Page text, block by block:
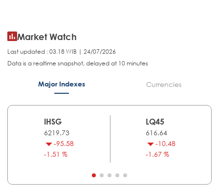
Market Watch
Last updated : 03.18 WIB | 24/07/2026
Data is a realtime snapshot, delayed at 10 minutes
Major Indexes Currencies
IHSG
6219.73
-95.58
-1.51 %
LQ45
616.64
-10.48
-1.67 %